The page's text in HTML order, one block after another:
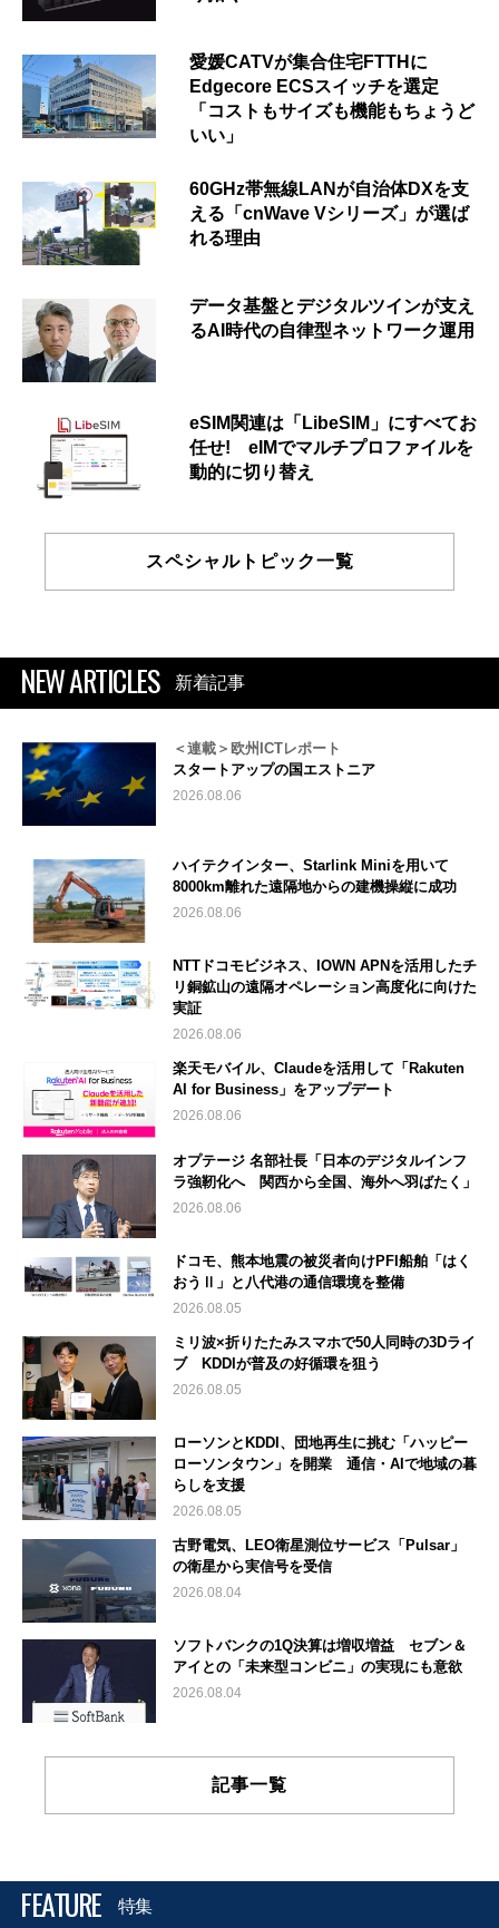
愛媛CATVが集合住宅FTTHに
Edgecore ECSスイッチを選定
「コストもサイズも機能もちょうど
いい」
60GHz帯無線LANが自治体DXを支
える「cnWave Vシリーズ」が選ば
れる理由
データ基盤とデジタルツインが支え
るAI時代の自律型ネットワーク運用
eSIM関連は「LibeSIM」にすべてお
任せ! eIMでマルチプロファイルを
動的に切り替え
スペシャルトピック一覧
NEW ARTICLES 新着記事
＜連載＞欧州ICTレポート
スタートアップの国エストニア
2026.08.06
ハイテクインター、Starlink Miniを用いて
8000km離れた遠隔地からの建機操縦に成功
2026.08.06
NTTドコモビジネス、IOWN APNを活用したチ
リ銅鉱山の遠隔オペレーション高度化に向けた
実証
2026.08.06
楽天モバイル、Claudeを活用して「Rakuten
AI for Business」をアップデート
2026.08.06
オプテージ 名部社長「日本のデジタルインフ
ラ強靭化へ 関西から全国、海外へ羽ばたく」
2026.08.06
ドコモ、熊本地震の被災者向けPFI船舶「はく
おうⅡ」と八代港の通信環境を整備
2026.08.05
ミリ波×折りたたみスマホで50人同時の3Dライ
ブ KDDIが普及の好循環を狙う
2026.08.05
ローソンとKDDI、団地再生に挑む「ハッピー
ローソンタウン」を開業 通信・AIで地域の暮
らしを支援
2026.08.05
古野電気、LEO衛星測位サービス「Pulsar」
の衛星から実信号を受信
2026.08.04
ソフトバンクの1Q決算は増収増益 セブン＆
アイとの「未来型コンビニ」の実現にも意欲
2026.08.04
記事一覧
FEATURE 特集